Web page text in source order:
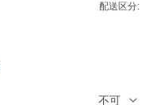
配送区分:
不可